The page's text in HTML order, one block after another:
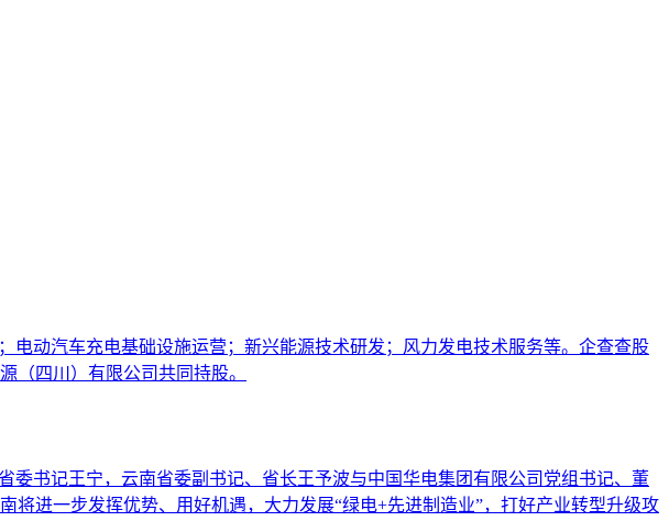
动汽车充电基础设施运营；新兴能源技术研发；风力发电技术服务等。企查查股
（四川）有限公司共同持股。
书记王宁，云南省委副书记、省长王予波与中国华电集团有限公司党组书记、董
进一步发挥优势、用好机遇，大力发展“绿电+先进制造业”，打好产业转型升级攻